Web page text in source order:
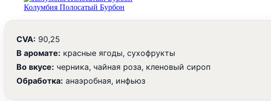
Колумбия Полосатый Бурбон
CVA: 90,25
В аромате: красные ягоды, сухофрукты
Во вкусе: черника, чайная роза, кленовый сироп
Обработка: анаэробная, инфьюз